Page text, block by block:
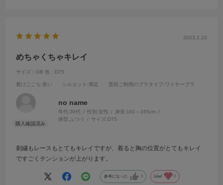
2023.2.23
めちゃくちゃキレイ
サイズ：GB 色：D75
着けごこち:良い シルエット :満足 普段ご利用のブラタイプ :ワイヤーブラ
no name
年代:30代 性別:女性 身長:161～165cm
体型: ふつう サイズ:D75
刺繍もレースもとてもキレイですが、着ると胸の位置がとてもキレイ
ですごくテンションが上がります。
参考になった 0 Like! 0